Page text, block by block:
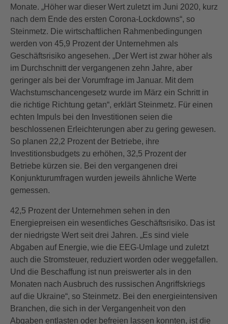
Monate. „Höher war dieser Wert zuletzt im Juni 2020, kurz
nach dem Ende des ersten Corona-Lockdowns“, so
Steinmetz. Die wirtschaftlichen Rahmenbedingungen
werden von 45,9 Prozent der Unternehmen als
Geschäftsrisiko angesehen. „Der Wert ist zwar höher als
im Durchschnitt der vergangenen zehn Jahre, aber
geringer als bei der Vorumfrage im Januar. Mit dem
Wachstumschancengesetz wurde im März ein Schritt in
die richtige Richtung getan“, erklärt Steinmetz. Für einen
echten Impuls bei den Investitionen seien die
beschlossenen Erleichterungen aber zu gering gewesen.
So planen 22,2 Prozent der Betriebe, ihre
Investitionsbudgets zu erhöhen, 32,5 Prozent der
Betriebe kürzen sie. Bei den vergangenen drei
Konjunkturumfragen wurden jeweils ähnliche Werte
gemessen.
42,5 Prozent der Unternehmen sehen in den
Energiepreisen ein wesentliches Geschäftsrisiko. Das ist
der niedrigste Wert seit drei Jahren. „Es sind viele
Abgaben auf Energie, wie die EEG-Umlage und zuletzt
auch die Stromsteuer, reduziert worden oder weggefallen.
Und die Beschaffung ist nun preiswerter als in den
Monaten nach Ausbruch des russischen Angriffskriegs
auf die Ukraine“, so Steinmetz. Bei den energieintensiven
Branchen, die sich in der Vergangenheit von den
Abgaben entlasten oder befreien lassen konnten, ist die